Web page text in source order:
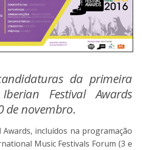
da primeira
Festival Awards
de novembro.
Awards, incluídos na programação
Music Festivals Forum (3 e